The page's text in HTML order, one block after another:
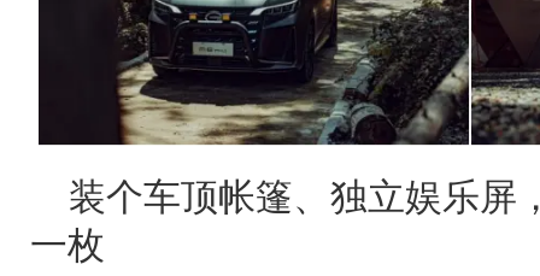
装个车顶帐篷、独立娱乐屏
一枚